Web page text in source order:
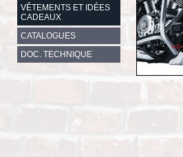
VÊTEMENTS ET IDÉES
CADEAUX
CATALOGUES
DOC. TECHNIQUE